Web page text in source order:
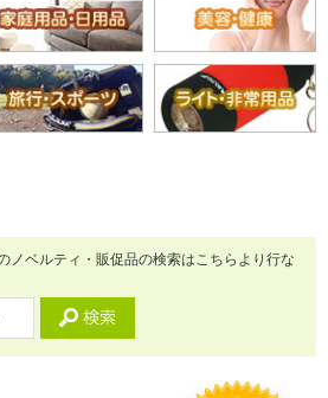
ノベルティ・販促品の検索はこちらより行な